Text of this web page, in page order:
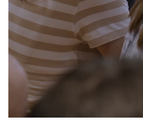
Servizi e accessibilità
Contatti
FAQ
Biglietti